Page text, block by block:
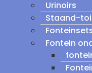
Urinoirs
Staand-
Fontein